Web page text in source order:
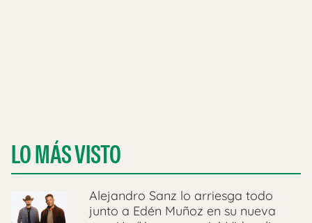
LO MÁS VISTO
Alejandro Sanz lo arriesga todo
junto a Edén Muñoz en su nueva